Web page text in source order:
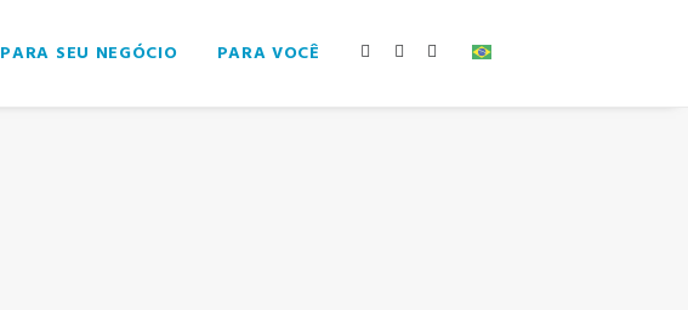
PARA SEU NEGÓCIO PARA VOCÊ